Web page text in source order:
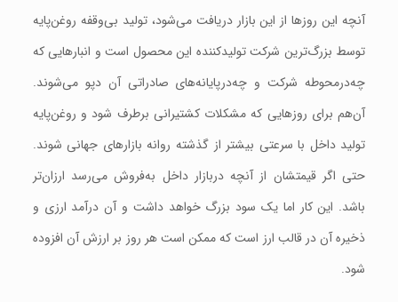
آنچه این روزها از این بازار دریافت می‌شود، ‌تولید بی‌وقفه روغن‌پایه
توسط بزرگ‌ترین شرکت تولیدکننده این محصول است و انبارهایی که
چه‌درمحوطه شرکت و چه‌درپایانه‌های صادراتی آن دپو می‌شوند.
آن‌هم برای روزهایی که مشکلات کشتیرانی برطرف شود و روغن‌پایه
تولید داخل با سرعتی بیشتر از گذشته روانه بازارهای جهانی شوند.
حتی اگر قیمتشان از آنچه دربازار داخل به‌فروش می‌رسد ارزان‌تر
باشد. این کار اما یک سود بزرگ خواهد داشت و آن درآمد ارزی و
ذخیره آن در قالب ارز است که ممکن است هر روز بر ارزش آن افزوده
شود.